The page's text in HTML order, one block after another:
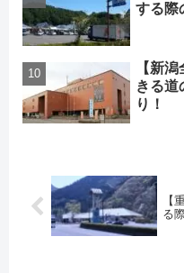
する際
【新
きる道
り！
【
る